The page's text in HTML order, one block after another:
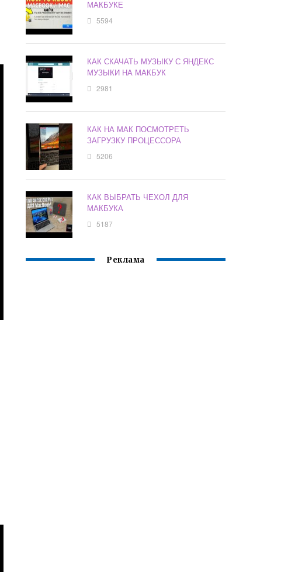
МАКБУКЕ
5594
КАК СКАЧАТЬ МУЗЫКУ С ЯНДЕКС
МУЗЫКИ НА МАКБУК
2981
КАК НА МАК ПОСМОТРЕТЬ
ЗАГРУЗКУ ПРОЦЕССОРА
5206
КАК ВЫБРАТЬ ЧЕХОЛ ДЛЯ
МАКБУКА
5187
Реклама